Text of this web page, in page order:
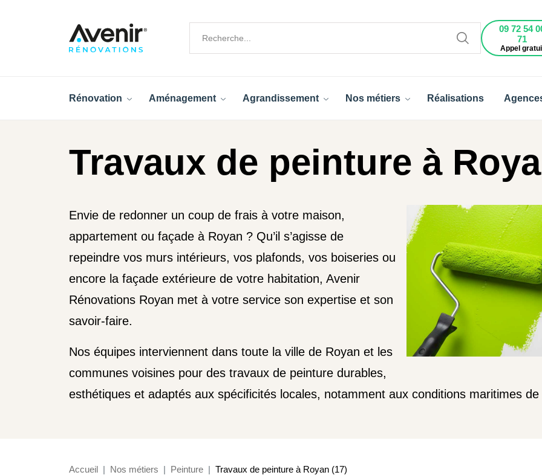
09 72 54
71
Appel
Rénovation Aménagement Agrandissement Nos métiers Réalisations
Travaux de peinture à
Envie de redonner un coup de frais à votre maison,
appartement ou façade à Royan ? Qu’il s’agisse de
repeindre vos murs intérieurs, vos plafonds, vos boiseries ou
encore la façade extérieure de votre habitation, Avenir
Rénovations Royan met à votre service son expertise et son
savoir-faire.
Nos équipes interviennent dans toute la ville de Royan et les
communes voisines pour des travaux de peinture durables,
esthétiques et adaptés aux spécificités locales, notamment aux conditions maritimes
Accueil Nos métiers Peinture Travaux de peinture à Royan (17)